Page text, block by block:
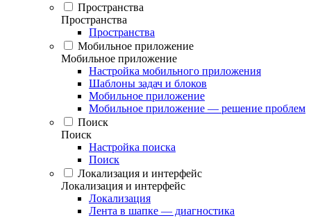
Пространства
Пространства
Пространства
Мобильное приложение
Мобильное приложение
Настройка мобильного приложения
Шаблоны задач и блоков
Мобильное приложение
Мобильное приложение — решение проблем
Поиск
Поиск
Настройка поиска
Поиск
Локализация и интерфейс
Локализация и интерфейс
Локализация
Лента в шапке — диагностика